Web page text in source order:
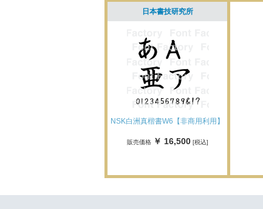
日本書技研究所
NSK白洲真楷書W6【非商用利用】
販売価格 ￥ 16,500[税込]